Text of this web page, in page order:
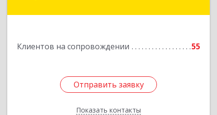
Клиентов на сопровождении 55
Отправить заявку
Показать контакты
Отправить заявку
Назад